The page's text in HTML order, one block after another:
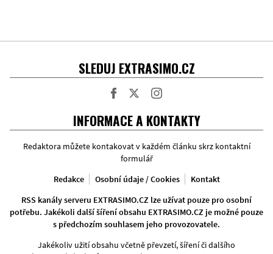
SLEDUJ EXTRASIMO.CZ
INFORMACE A KONTAKTY
Redaktora můžete kontakovat v každém článku skrz kontaktní
formulář
Redakce
Osobní údaje / Cookies
Kontakt
RSS kanály serveru EXTRASIMO.CZ lze užívat pouze pro osobní
potřebu. Jakékoli další šíření obsahu EXTRASIMO.CZ je možné pouze
s předchozím souhlasem jeho provozovatele.
Jakékoliv užití obsahu včetně převzetí, šíření či dalšího